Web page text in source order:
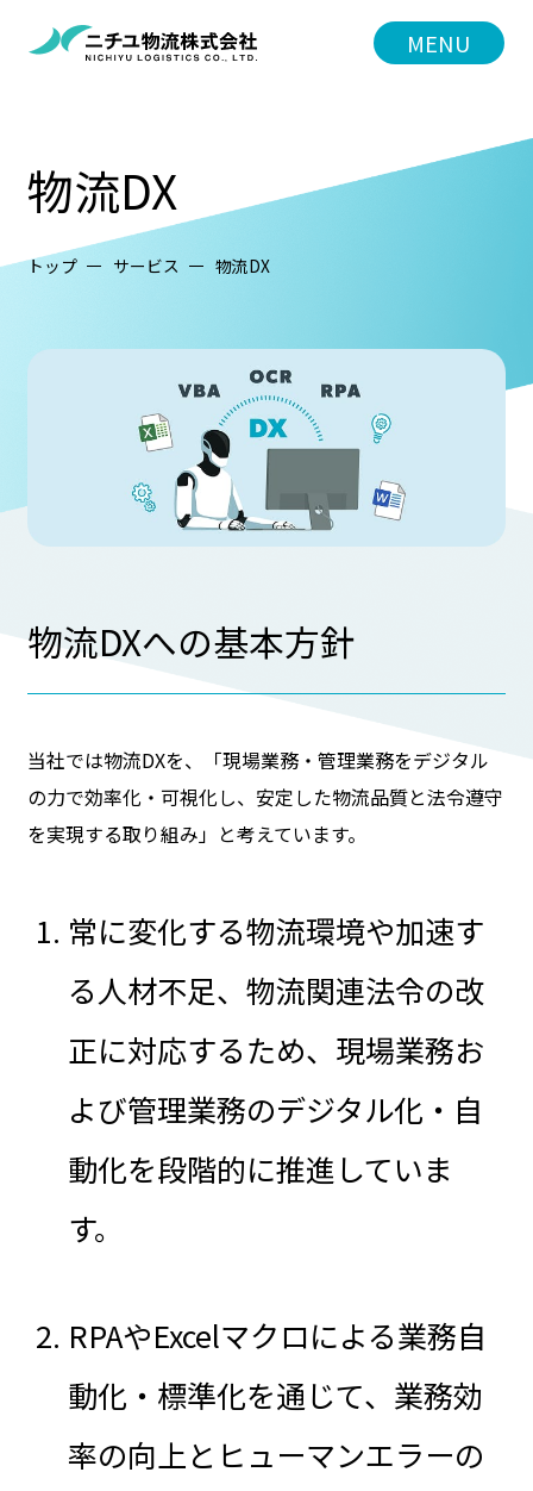
MENU
物流DX
トップ サービス 物流DX
物流DXへの基本方針
当社では物流DXを、「現場業務・管理業務をデジタル
の力で効率化・可視化し、安定した物流品質と法令遵守
を実現する取り組み」と考えています。
常に変化する物流環境や加速す
る人材不足、物流関連法令の改
正に対応するため、現場業務お
よび管理業務のデジタル化・自
動化を段階的に推進していま
す。
RPAやExcelマクロによる業務自
動化・標準化を通じて、業務効
率の向上とヒューマンエラーの